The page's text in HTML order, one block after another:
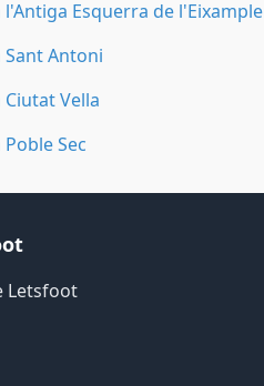
l'Antiga Esquerra de l'Eixample
Sant Antoni
Vella
Sec
Letsfoot